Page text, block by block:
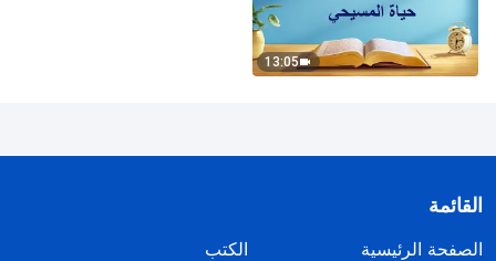
13:05
القائمة
الصفحة الرئيسية
الكتب